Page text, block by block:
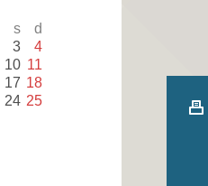
s d
3 4
10 11
17 18
24 25